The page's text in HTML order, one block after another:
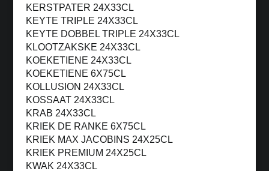
KERSTPATER 24X33CL
KEYTE TRIPLE 24X33CL
KEYTE DOBBEL TRIPLE 24X33CL
KLOOTZAKSKE 24X33CL
KOEKETIENE 24X33CL
KOEKETIENE 6X75CL
KOLLUSION 24X33CL
KOSSAAT 24X33CL
KRAB 24X33CL
KRIEK DE RANKE 6X75CL
KRIEK MAX JACOBINS 24X25CL
KRIEK PREMIUM 24X25CL
KWAK 24X33CL